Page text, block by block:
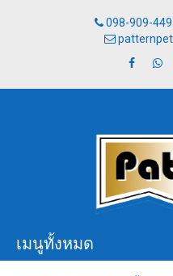
098-909-
เมนูทั้งหมด